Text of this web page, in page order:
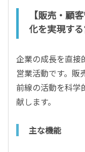
【販売・顧
化を実現す
企業の成長を直接
営業活動です。販
前線の活動を科学
献します。
主な機能